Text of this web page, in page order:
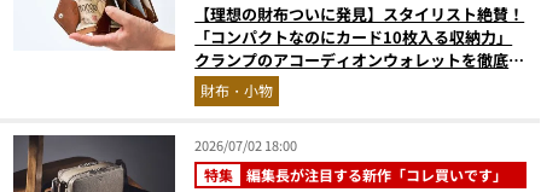
【理想の財布ついに発見】スタイリスト絶賛！
「コンパクトなのにカード10枚入る収納力」
クランプのアコーディオンウォレットを徹底レ
ビュー。使い込むほどにツヤが出るプエブロレ
ザーも優秀
財布・小物
2026/07/02 18:00
特集 編集長が注目する新作「コレ買いです」